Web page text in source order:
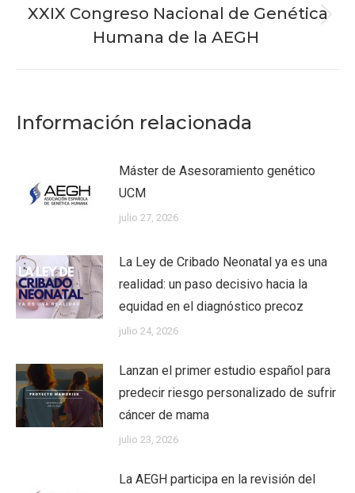
Publicación
siguiente:
XXIX Congreso Nacional de Genética
Humana de la AEGH
Información relacionada
Máster de Asesoramiento genético
UCM
julio 27, 2026
La Ley de Cribado Neonatal ya es una
realidad: un paso decisivo hacia la
equidad en el diagnóstico precoz
julio 24, 2026
Lanzan el primer estudio español para
predecir riesgo personalizado de sufrir
cáncer de mama
julio 23, 2026
La AEGH participa en la revisión del